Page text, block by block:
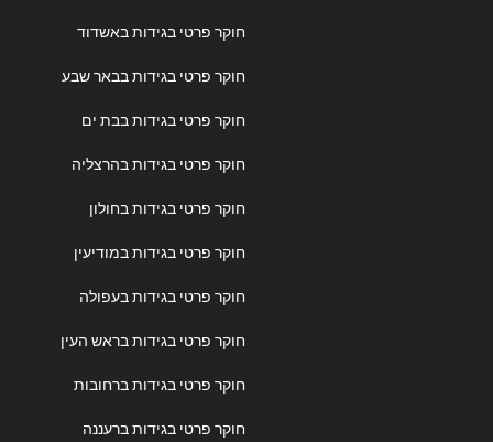
חוקר פרטי בגידות באשדוד
חוקר פרטי בגידות בבאר שבע
חוקר פרטי בגידות בבת ים
חוקר פרטי בגידות בהרצליה
חוקר פרטי בגידות בחולון
חוקר פרטי בגידות במודיעין
חוקר פרטי בגידות בעפולה
חוקר פרטי בגידות בראש העין
חוקר פרטי בגידות ברחובות
חוקר פרטי בגידות ברעננה